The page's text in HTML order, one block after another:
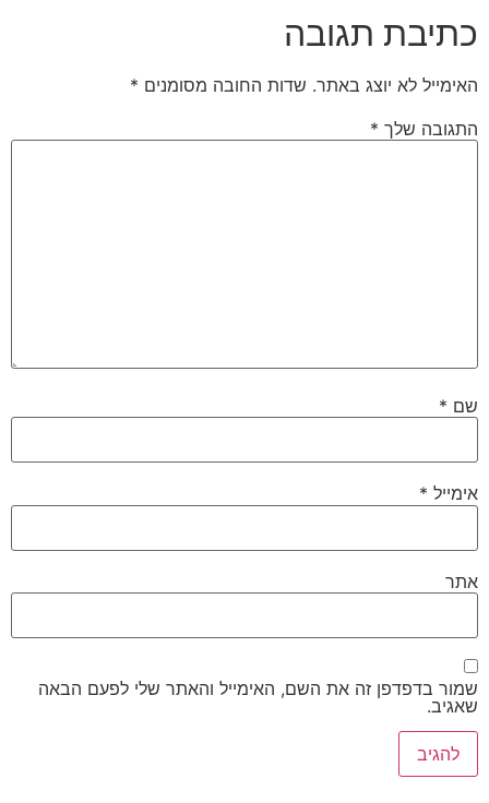
כתיבת תגובה
האימייל לא יוצג באתר. שדות החובה מסומנים *
התגובה שלך *
שם *
אימייל *
אתר
שמור בדפדפן זה את השם, האימייל והאתר שלי לפעם הבאה
שאגיב.